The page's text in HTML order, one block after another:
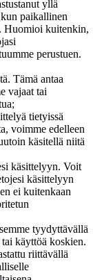
yllä
paikallinen
Huomioi kuitenkin,
perustuen.
Tämä antaa
vajaat tai
tietyissä
voimme edelleen
käsitellä niitä
käsittelyyn. Voit
käsittelyyn
ei kuitenkaan
tyydyttävällä
käyttöä koskien.
riittävällä